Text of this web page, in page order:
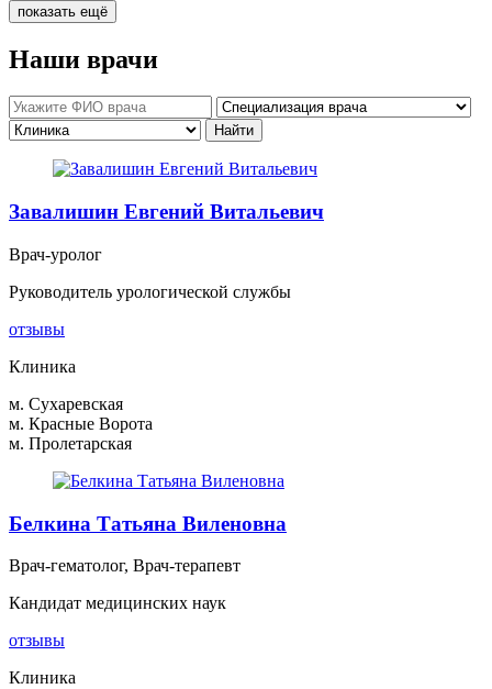
показать ещё
Наши врачи
Завалишин Евгений Витальевич
Врач-уролог
Руководитель урологической службы
отзывы
Клиника
м. Сухаревская
м. Красные Ворота
м. Пролетарская
Белкина Татьяна Виленовна
Врач-гематолог, Врач-терапевт
Кандидат медицинских наук
отзывы
Клиника